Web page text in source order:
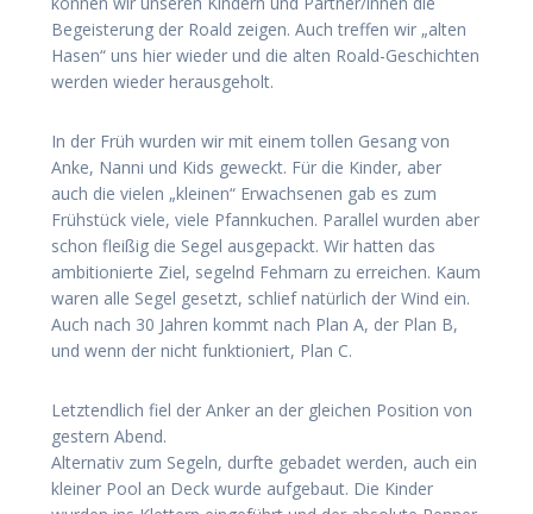
Begeisterung der Roald zeigen. Auch treffen wir „alten
Hasen“ uns hier wieder und die alten Roald-Geschichten
werden wieder herausgeholt.
In der Früh wurden wir mit einem tollen Gesang von
Anke, Nanni und Kids geweckt. Für die Kinder, aber
auch die vielen „kleinen“ Erwachsenen gab es zum
Frühstück viele, viele Pfannkuchen. Parallel wurden aber
schon fleißig die Segel ausgepackt. Wir hatten das
ambitionierte Ziel, segelnd Fehmarn zu erreichen. Kaum
waren alle Segel gesetzt, schlief natürlich der Wind ein.
Auch nach 30 Jahren kommt nach Plan A, der Plan B,
und wenn der nicht funktioniert, Plan C.
Letztendlich fiel der Anker an der gleichen Position von
gestern Abend.
Alternativ zum Segeln, durfte gebadet werden, auch ein
kleiner Pool an Deck wurde aufgebaut. Die Kinder